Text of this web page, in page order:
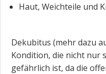
Haut, Weichteile und
Dekubitus (mehr dazu
Kondition, die nicht nur
gefährlich ist, da die